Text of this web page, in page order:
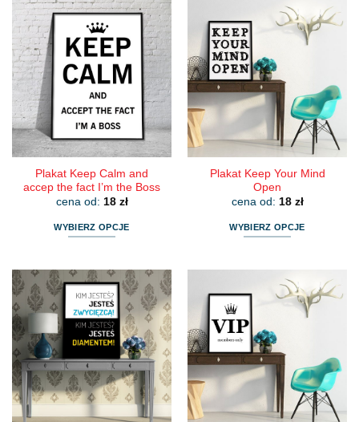
ma
wiele
wariantów.
Opcje
można
wybrać
na
stronie
produktu
wiele
wariantów.
Opcje
można
wybrać
na
stronie
produktu
Plakat Keep Calm and
accep the fact I’m the Boss
cena od: 18 zł
WYBIERZ OPCJE
ma
wiele
wariantów.
Opcje
można
wybrać
na
stronie
produktu
Plakat Keep Your Mind
Open
cena od: 18 zł
WYBIERZ OPCJE
wiele
wariantów.
Opcje
można
wybrać
na
stronie
produktu